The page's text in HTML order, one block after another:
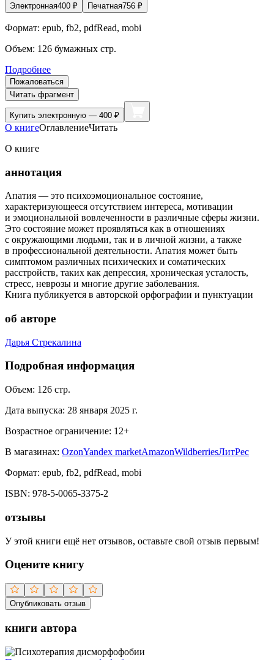
Электронная400 ₽ Печатная756 ₽
Формат: epub, fb2, pdfRead, mobi
Объем: 126 бумажных стр.
Подробнее
Пожаловаться
Читать фрагмент
Купить электронную — 400 ₽
О книгеОглавлениеЧитать
О книге
аннотация
Апатия — это психоэмоциональное состояние,
характеризующееся отсутствием интереса, мотивации
и эмоциональной вовлеченности в различные сферы жизни.
Это состояние может проявляться как в отношениях
с окружающими людьми, так и в личной жизни, а также
в профессиональной деятельности. Апатия может быть
симптомом различных психических и соматических
расстройств, таких как депрессия, хроническая усталость,
стресс, неврозы и многие другие заболевания.
Книга публикуется в авторской орфографии и пунктуации
об авторе
Дарья Стрекалина
Подробная информация
Объем: 126 стр.
Дата выпуска: 28 января 2025 г.
Возрастное ограничение: 12+
В магазинах: OzonYandex marketAmazonWildberriesЛитРес
Формат: epub, fb2, pdfRead, mobi
ISBN: 978-5-0065-3375-2
отзывы
У этой книги ещё нет отзывов, оставьте свой отзыв первым!
Оцените книгу
Опубликовать отзыв
книги автора